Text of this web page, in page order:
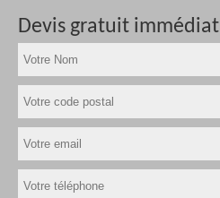
Devis gratuit immédiat